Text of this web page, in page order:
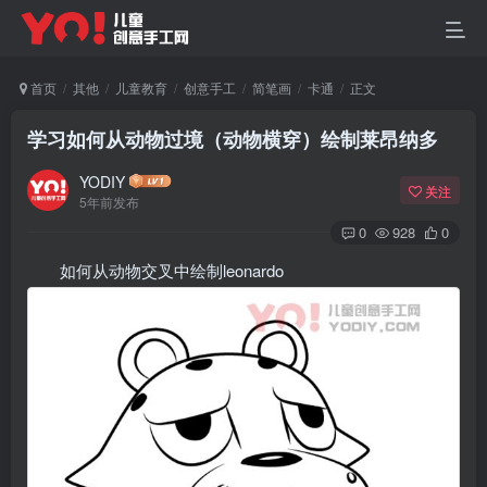
首页 其他 儿童教育 创意手工 简笔画 卡通 正文
学习如何从动物过境（动物横穿）绘制莱昂纳多
YODIY
5年前发布
关注
0 928 0
如何从动物交叉中绘制leonardo